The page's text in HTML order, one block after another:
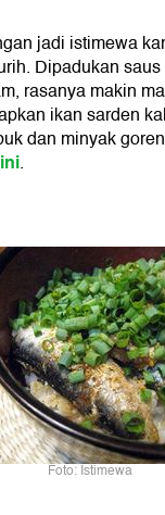
jadi istimewa
Dipadukan
rasanya makin
ikan sarden
dan minyak
.
Foto: Istimewa